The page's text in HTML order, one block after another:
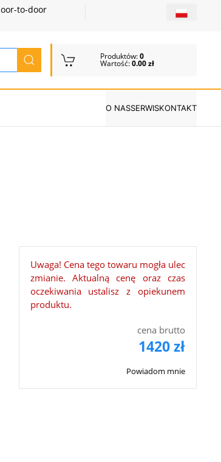
to-door
Produktów:0
Wartość:0.00 zł
O NASSERWISKONTAKT
Uwaga! Cena tego towaru mogła ulec
zmianie. Aktualną cenę oraz czas
oczekiwania ustalisz z opiekunem
produktu.
cena brutto
1420 zł
Powiadom mnie